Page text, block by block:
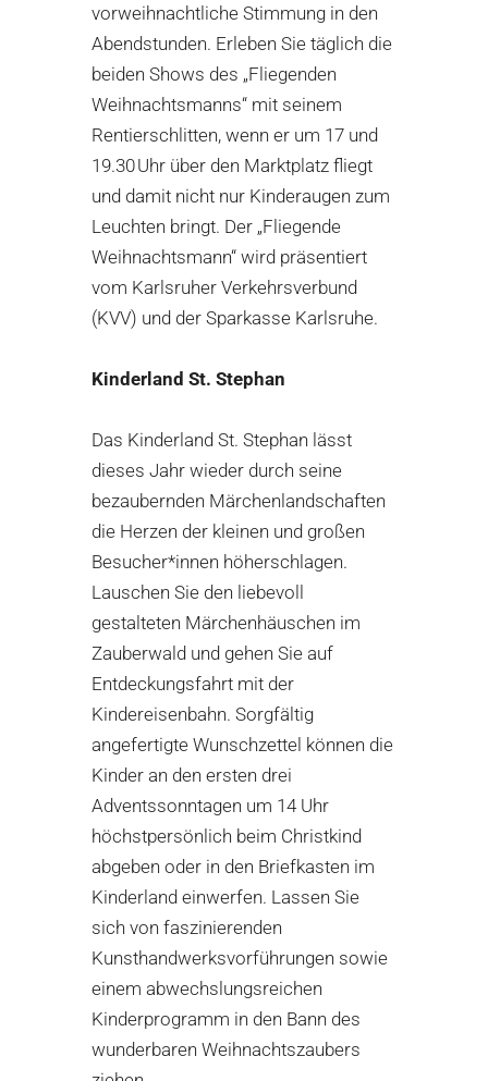
vorweihnachtliche Stimmung in den
Abendstunden. Erleben Sie täglich die
beiden Shows des „Fliegenden
Weihnachtsmanns“ mit seinem
Rentierschlitten, wenn er um 17 und
19.30 Uhr über den Marktplatz fliegt
und damit nicht nur Kinderaugen zum
Leuchten bringt. Der „Fliegende
Weihnachtsmann“ wird präsentiert
vom Karlsruher Verkehrsverbund
(KVV) und der Sparkasse Karlsruhe.
Kinderland St. Stephan
Das Kinderland St. Stephan lässt
dieses Jahr wieder durch seine
bezaubernden Märchenlandschaften
die Herzen der kleinen und großen
Besucher*innen höherschlagen.
Lauschen Sie den liebevoll
gestalteten Märchenhäuschen im
Zauberwald und gehen Sie auf
Entdeckungsfahrt mit der
Kindereisenbahn. Sorgfältig
angefertigte Wunschzettel können die
Kinder an den ersten drei
Adventssonntagen um 14 Uhr
höchstpersönlich beim Christkind
abgeben oder in den Briefkasten im
Kinderland einwerfen. Lassen Sie
sich von faszinierenden
Kunsthandwerksvorführungen sowie
einem abwechslungsreichen
Kinderprogramm in den Bann des
wunderbaren Weihnachtszaubers